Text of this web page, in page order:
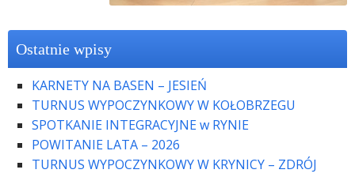
Ostatnie wpisy
KARNETY NA BASEN – JESIEŃ
TURNUS WYPOCZYNKOWY W KOŁOBRZEGU
SPOTKANIE INTEGRACYJNE w RYNIE
POWITANIE LATA – 2026
TURNUS WYPOCZYNKOWY W KRYNICY – ZDRÓJ